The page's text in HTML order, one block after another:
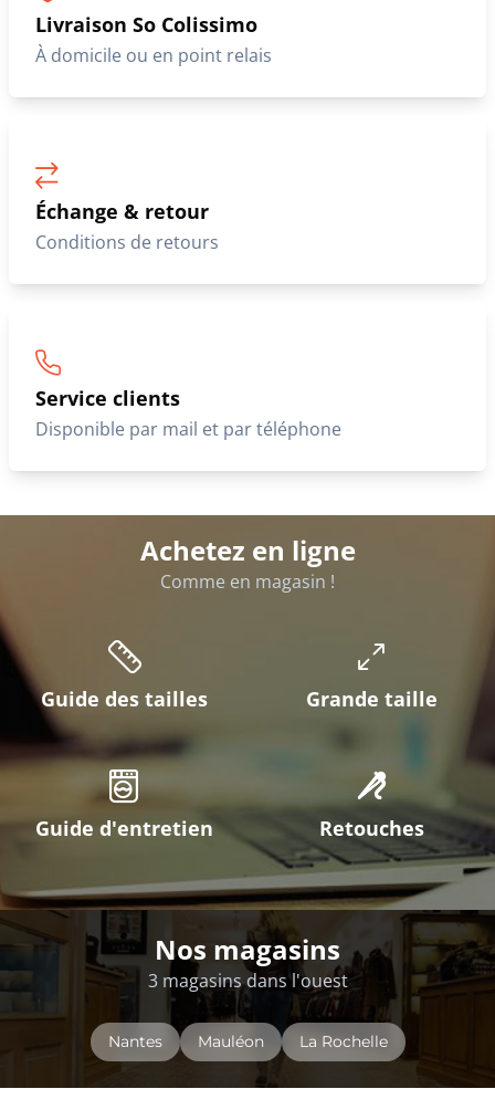
Livraison So Colissimo
À domicile ou en point relais
Échange & retour
Conditions de retours
Service clients
Disponible par mail et par téléphone
Achetez en ligne
Comme en magasin !
Guide des tailles Grande taille
Guide d'entretien Retouches
Nos magasins
3 magasins dans l'ouest
Nantes Mauléon La Rochelle